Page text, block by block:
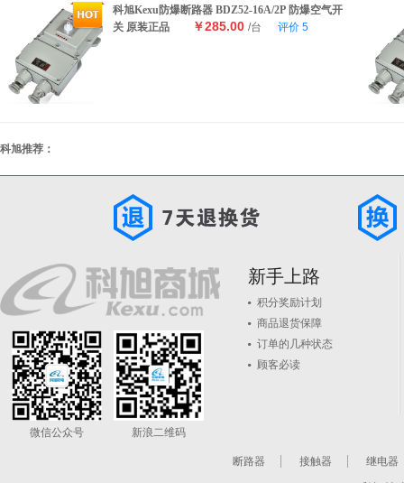
科旭Kexu防爆断路器 BDZ52-16A/2P 防爆空气开
关 原装正品
￥285.00 /台 评价 5
科旭推荐：
微信公众号 新浪二维码
新手上路
积分奖励计划
商品退货保障
订单的几种状态
顾客必读
断路器 接触器 继电器